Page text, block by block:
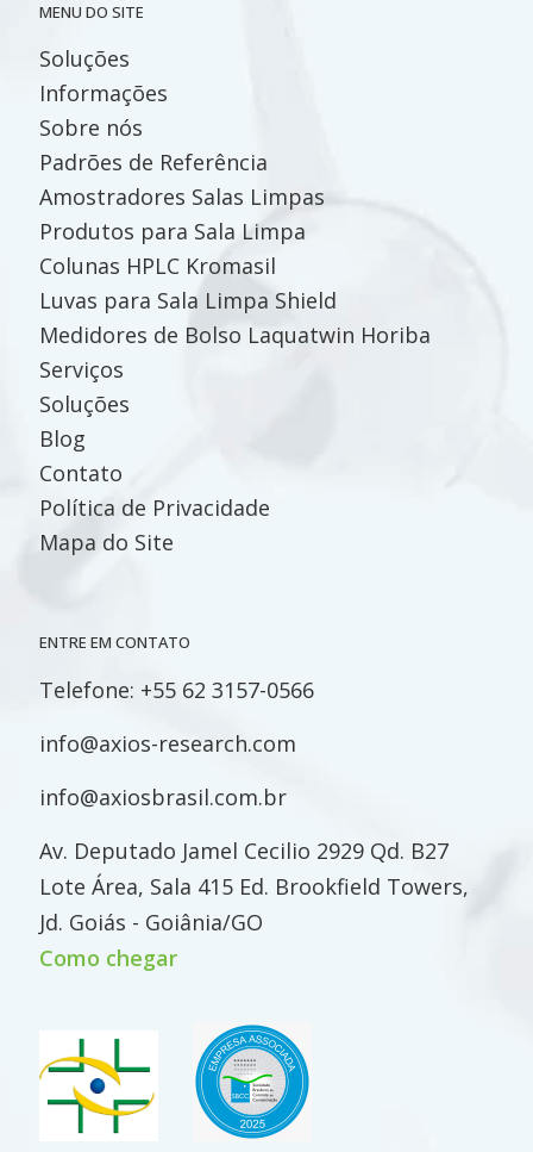
MENU DO SITE
Soluções
Informações
Sobre nós
Padrões de Referência
Amostradores Salas Limpas
Produtos para Sala Limpa
Colunas HPLC Kromasil
Luvas para Sala Limpa Shield
Medidores de Bolso Laquatwin Horiba
Serviços
Soluções
Blog
Contato
Política de Privacidade
Mapa do Site
ENTRE EM CONTATO
Telefone: +55 62 3157-0566
info@axios-research.com
info@axiosbrasil.com.br
Av. Deputado Jamel Cecilio 2929 Qd. B27
Lote Área, Sala 415 Ed. Brookfield Towers,
Jd. Goiás - Goiânia/GO
Como chegar